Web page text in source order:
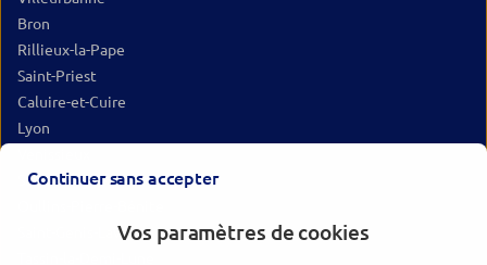
Bron
Rillieux-la-Pape
Saint-Priest
Caluire-et-Cuire
Lyon
Sainte-Foy-lès-Lyon
Saint-Genis-Laval
Continuer sans accepter
Vos paramètres de cookies